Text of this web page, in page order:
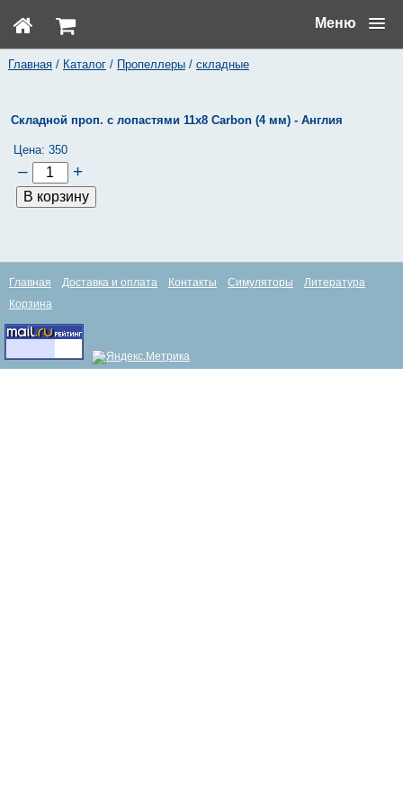
Меню
Главная/ Каталог/ Пропеллеры/ складные
Складной проп. с лопастями 11х8 Carbon (4 мм) - Англия
Цена: 350
– +
Главная Доставка и оплата Контакты Симуляторы
Литература
Корзина